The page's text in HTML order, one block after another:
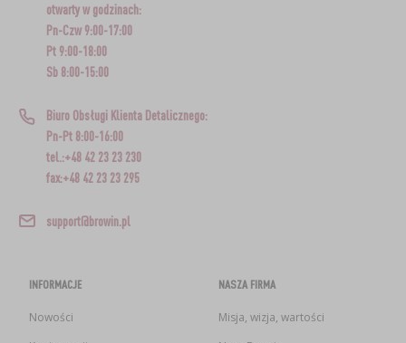
otwarty w godzinach:
Pn-Czw 9:00-17:00
Pt 9:00-18:00
Sb 8:00-15:00
Biuro Obsługi Klienta Detalicznego:
Pn-Pt 8:00-16:00
tel.:+48 42 23 23 230
fax:+48 42 23 23 295
support@browin.pl
INFORMACJE
Nowości
NASZA FIRMA
Misja, wizja, wartości